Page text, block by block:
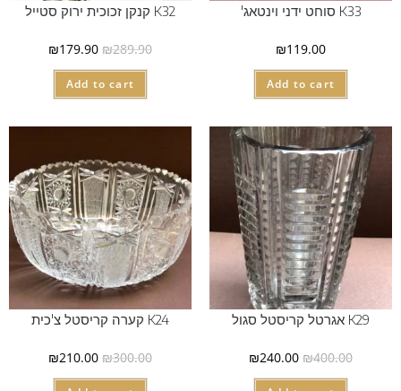
K33 סוחט ידני וינטאג'
₪119.00
Add to cart
K32 קנקן זכוכית ירוק סטייל
₪289.90
₪179.90
Add to cart
K29 אגרטל קריסטל סגול
₪400.00
₪240.00
K24 קערה קריסטל צ'כית
₪300.00
₪210.00